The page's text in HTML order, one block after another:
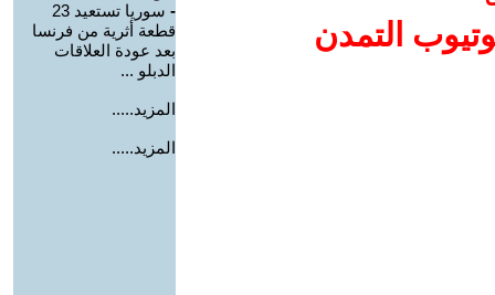
التمدن
-
سوريا تستعيد 23
قطعة أثرية من فرنسا
بعد عودة العلاقات
الدبلو ...
المزيد.....
المزيد.....